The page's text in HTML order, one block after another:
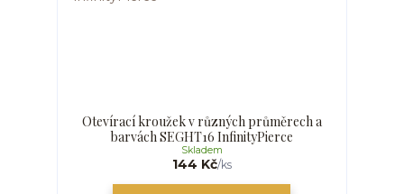
Otevírací kroužek v různých průměrech a
barvách SEGHT16 InfinityPierce
144 Kč/ks
Skladem